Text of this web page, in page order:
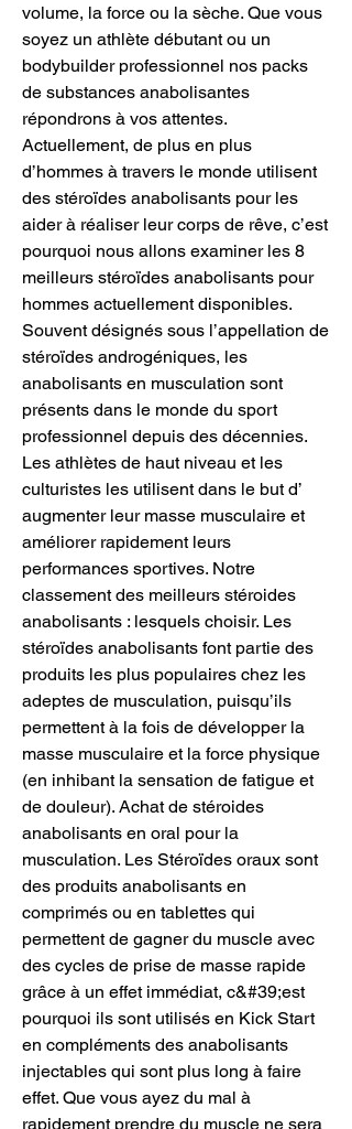
volume, la force ou la sèche. Que vous
soyez un athlète débutant ou un
bodybuilder professionnel nos packs
de substances anabolisantes
répondrons à vos attentes.
Actuellement, de plus en plus
d’hommes à travers le monde utilisent
des stéroïdes anabolisants pour les
aider à réaliser leur corps de rêve, c’est
pourquoi nous allons examiner les 8
meilleurs stéroïdes anabolisants pour
hommes actuellement disponibles.
Souvent désignés sous l’appellation de
stéroïdes androgéniques, les
anabolisants en musculation sont
présents dans le monde du sport
professionnel depuis des décennies.
Les athlètes de haut niveau et les
culturistes les utilisent dans le but d’
augmenter leur masse musculaire et
améliorer rapidement leurs
performances sportives. Notre
classement des meilleurs stéroides
anabolisants : lesquels choisir. Les
stéroïdes anabolisants font partie des
produits les plus populaires chez les
adeptes de musculation, puisqu’ils
permettent à la fois de développer la
masse musculaire et la force physique
(en inhibant la sensation de fatigue et
de douleur). Achat de stéroides
anabolisants en oral pour la
musculation. Les Stéroïdes oraux sont
des produits anabolisants en
comprimés ou en tablettes qui
permettent de gagner du muscle avec
des cycles de prise de masse rapide
grâce à un effet immédiat, c&#39;est
pourquoi ils sont utilisés en Kick Start
en compléments des anabolisants
injectables qui sont plus long à faire
effet. Que vous ayez du mal à
rapidement prendre du muscle ne sera